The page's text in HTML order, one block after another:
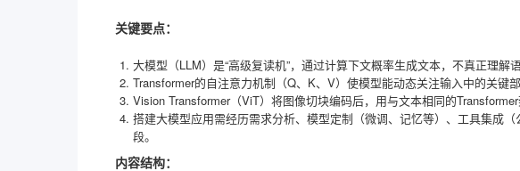
关键要点：
大模型（LLM）是“高级复读机”，通过计算下文概率生成文本，不真正理解语
Transformer的自注意力机制（Q、K、V）使模型能动态关注输入中的关键
Vision Transformer（ViT）将图像切块编码后，用与文本相同的Transformer
搭建大模型应用需经历需求分析、模型定制（微调、记忆等）、工具集成
段。
内容结构：